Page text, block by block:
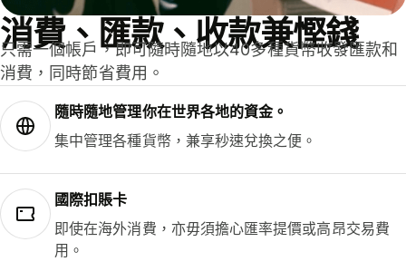
消費、匯款、收款兼慳錢
只需一個帳戶，即可隨時隨地以40多種貨幣收發匯款和
消費，同時節省費用。
隨時隨地管理你在世界各地的資金。
集中管理各種貨幣，兼享秒速兌換之便。
國際扣賬卡
即使在海外消費，亦毋須擔心匯率提價或高昂交易費
用。